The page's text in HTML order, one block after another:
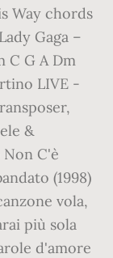
Way chords
Gaga –
C G A Dm
LIVE -
&
C'è
(1998)
vola,
più sola
d'amore